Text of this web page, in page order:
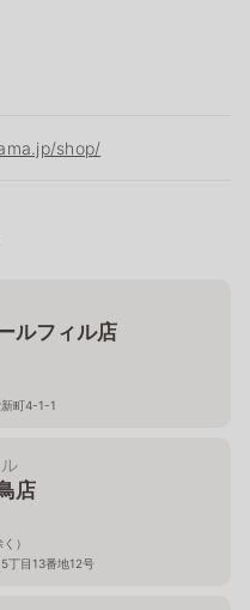
shop/
ルフィル店
町4-1-1
店
）
丁目13番地12号